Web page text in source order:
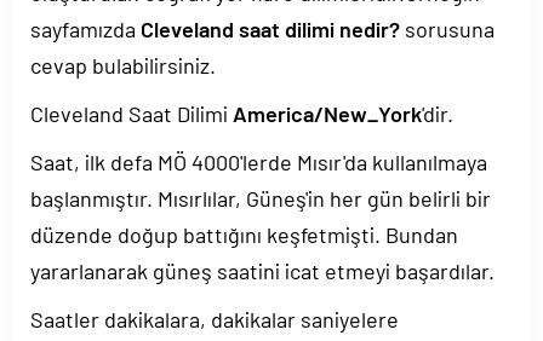
sayfamızda Cleveland saat dilimi nedir? sorusuna
cevap bulabilirsiniz.
Cleveland Saat Dilimi America/New_York'dir.
Saat, ilk defa MÖ 4000'lerde Mısır'da kullanılmaya
başlanmıştır. Mısırlılar, Güneş'in her gün belirli bir
düzende doğup battığını keşfetmişti. Bundan
yararlanarak güneş saatini icat etmeyi başardılar.
Saatler dakikalara, dakikalar saniyelere